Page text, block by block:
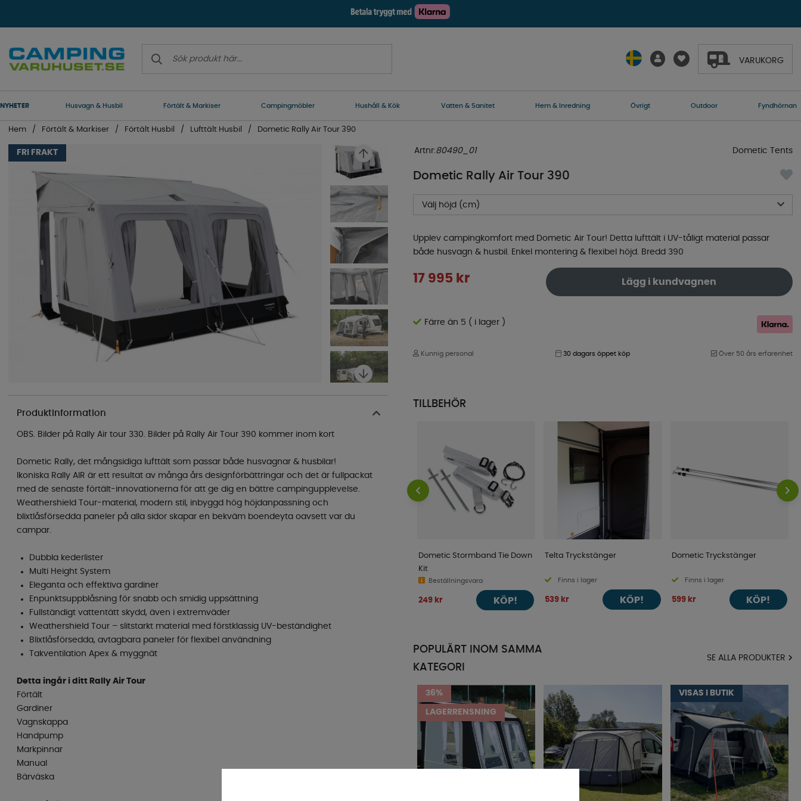
VARUKORG
NYHETER Husvagn & Husbil Förtält & Markiser Campingmöbler Hushåll & Kök Vatten & Sanitet Hem & Inredning Övrigt Outdoor Fyndhörnan
Hem Förtält & Markiser Förtält Husbil Lufttält Husbil Dometic Rally Air Tour 390
FRI FRAKT Artnr:80490_01
Dometic Rally Air Tour 390
Välj höjd (cm)
Upplev campingkomfort med Dometic Air Tour! Detta lufttält i UV-tåligt material passar
både husvagn & husbil. Enkel montering & flexibel höjd. Bredd 390
17 995 kr
Dometic Tents
Lägg i kundvagnen
Färre än 5 ( i lager )
Kunnig personal 30 dagars öppet köp Över 50 års erfarenhet
Produktinformation
OBS. Bilder på Rally Air tour 330. Bilder på Rally Air Tour 390 kommer inom kort
Dometic Rally, det mångsidiga lufttält som passar både husvagnar & husbilar!
Ikoniska Rally AIR är ett resultat av många års designförbättringar och det är fullpackat
med de senaste förtält-innovationerna för att ge dig en bättre campingupplevelse.
Weathershield Tour-material, modern stil, inbyggd hög höjdanpassning och
blixtlåsförsedda paneler på alla sidor skapar en bekväm boendeyta oavsett var du
campar.
Dubbla kederlister
Multi Height System
Eleganta och effektiva gardiner
Enpunktsuppblåsning för snabb och smidig uppsättning
Fullständigt vattentätt skydd, även i extremväder
Weathershield Tour – slitstarkt material med förstklassig UV-beständighet
Blixtlåsförsedda, avtagbara paneler för flexibel användning
Takventilation Apex & myggnät
Detta ingår i ditt Rally Air Tour
Förtält
Gardiner
Vagnskappa
Handpump
Markpinnar
Manual
Bärväska
TILLBEHÖR
Dometic Stormband Tie Down
Kit
Beställningsvara
249 kr KÖP!
Telta Tryckstänger
Finns i lager
539 kr KÖP!
Dometic Tryckstänger
Finns i lager
599 kr KÖP!
POPULÄRT INOM SAMMA
KATEGORI
SE ALLA PRODUKTER
36%
LAGERRENSNING
VISAS I BUTIK